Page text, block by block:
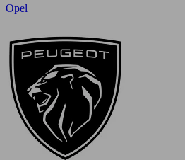
Opel